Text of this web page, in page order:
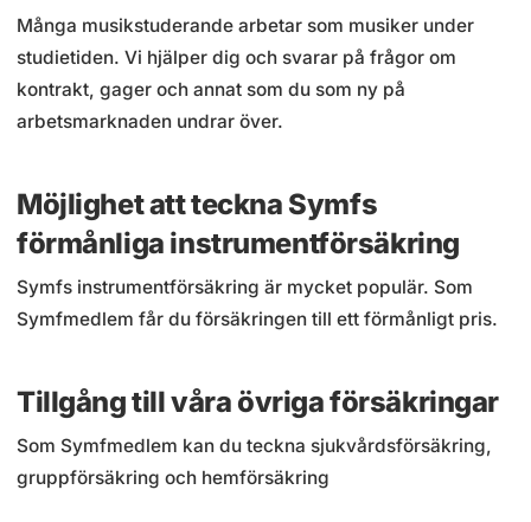
Många musikstuderande arbetar som musiker under
studietiden. Vi hjälper dig och svarar på frågor om
kontrakt, gager och annat som du som ny på
arbetsmarknaden undrar över.
Möjlighet att teckna Symfs
förmånliga instrumentförsäkring
Symfs instrumentförsäkring är mycket populär. Som
Symfmedlem får du försäkringen till ett förmånligt pris.
Tillgång till våra övriga försäkringar
Som Symfmedlem kan du teckna sjukvårdsförsäkring,
gruppförsäkring och hemförsäkring